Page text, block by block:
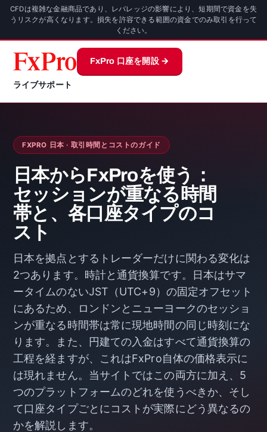
CFDは複雑な金融商品であり、レバレッジの影響により、短期間で資金を失
うリスクが高くなります。損失を許容できる範囲の資金でのみ取引を行って
ください。
ライブサポート
FxPro 口座を開設 →
FXPRO 日本 · 取引時間とコストのガイド
日本からFxProを使う：
セッションが重なる時間
帯と、各口座タイプのコ
スト
日本を拠点とするトレーダーだけに関わる変化は
2つあります。時計と通貨換算です。日本はサマ
ータイムのないJST（UTC+9）の固定オフセット
にあるため、ロンドンとニューヨークのセッショ
ンが重なる時間帯は常に現地時間の同じ時刻にな
ります。また、円建ての入金はすべて通貨換算の
工程を経ますが、これはFxPro自体の価格表示に
は現れません。当サイトではこの両方に加え、5
つのプラットフォームのどれを使うべきか、そし
て口座タイプごとにコストが実際にどう異なるの
かを解説します。